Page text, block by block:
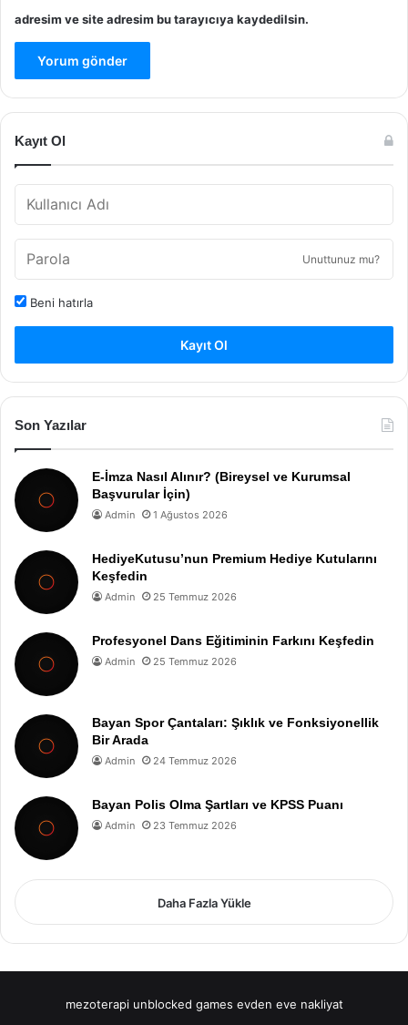
adresim ve site adresim bu tarayıcıya kaydedilsin.
Kayıt Ol
Unuttunuz mu?
Beni hatırla
Kayıt Ol
Son Yazılar
E-İmza Nasıl Alınır? (Bireysel ve Kurumsal
Başvurular İçin)
Admin 1 Ağustos 2026
HediyeKutusu’nun Premium Hediye Kutularını
Keşfedin
Admin 25 Temmuz 2026
Profesyonel Dans Eğitiminin Farkını Keşfedin
Admin 25 Temmuz 2026
Bayan Spor Çantaları: Şıklık ve Fonksiyonellik
Bir Arada
Admin 24 Temmuz 2026
Bayan Polis Olma Şartları ve KPSS Puanı
Admin 23 Temmuz 2026
Daha Fazla Yükle
mezoterapi unblocked games evden eve nakliyat